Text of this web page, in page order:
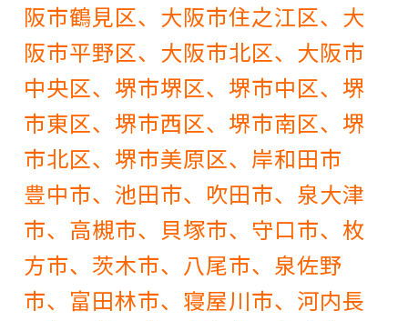
阪市鶴見区、大阪市住之江区、大
阪市平野区、大阪市北区、大阪市
中央区、堺市堺区、堺市中区、堺
市東区、堺市西区、堺市南区、堺
市北区、堺市美原区、岸和田市
豊中市、池田市、吹田市、泉大津
市、高槻市、貝塚市、守口市、枚
方市、茨木市、八尾市、泉佐野
市、富田林市、寝屋川市、河内長